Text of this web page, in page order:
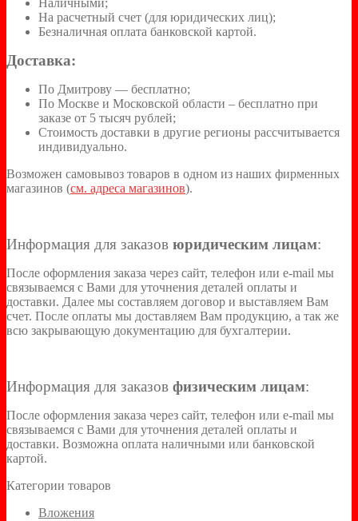
Наличными;
На расчетный счет (для юридических лиц);
Безналичная оплата банковской картой.
Доставка:
По Дмитрову — бесплатно;
По Москве и Московской области – бесплатно при
заказе от 5 тысяч рублей;
Стоимость доставки в другие регионы рассчитывается
индивидуально.
Возможен самовывоз товаров в одном из наших фирменных
магазинов (см. адреса магазинов).
Информация для заказов юридическим лицам:
После оформления заказа через сайт, телефон или e-mail мы
связываемся с Вами для уточнения деталей оплаты и
доставки. Далее мы составляем договор и выставляем Вам
счет. После оплаты мы доставляем Вам продукцию, а так же
всю закрывающую документацию для бухгалтерии.
Информация для заказов физическим лицам:
После оформления заказа через сайт, телефон или e-mail мы
связываемся с Вами для уточнения деталей оплаты и
доставки. Возможна оплата наличными или банковской
картой.
Категории товаров
Вложения